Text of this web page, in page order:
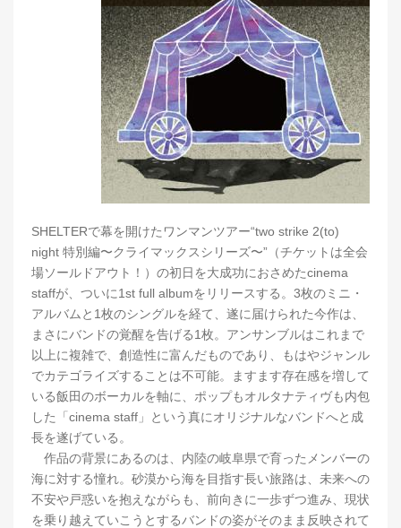
SHELTERで幕を開けたワンマンツアー“two strike 2(to)
night 特別編〜クライマックスシリーズ〜”（チケットは全会
場ソールドアウト！）の初日を大成功におさめたcinema
staffが、ついに1st full albumをリリースする。3枚のミニ・
アルバムと1枚のシングルを経て、遂に届けられた今作は、
まさにバンドの覚醒を告げる1枚。アンサンブルはこれまで
以上に複雑で、創造性に富んだものであり、もはやジャンル
でカテゴライズすることは不可能。ますます存在感を増して
いる飯田のボーカルを軸に、ポップもオルタナティヴも内包
した「cinema staff」という真にオリジナルなバンドへと成
長を遂げている。
作品の背景にあるのは、内陸の岐阜県で育ったメンバーの
海に対する憧れ。砂漠から海を目指す長い旅路は、未来への
不安や戸惑いを抱えながらも、前向きに一歩ずつ進み、現状
を乗り越えていこうとするバンドの姿がそのまま反映されて